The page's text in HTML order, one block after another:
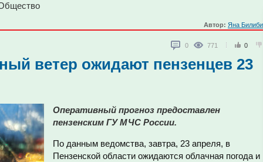
Автор: Яна
0 771 0
ветер ожидают пензенцев 23
Оперативный прогноз предоставлен
пензенским ГУ МЧС России.
По данным ведомства, завтра, 23 апреля, в
Пензенской области ожидаются облачная погода и